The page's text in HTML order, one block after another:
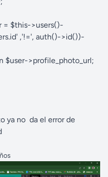
>users()-
,'!=', auth()->id())-
>profile_photo_url;
ya no da el error de